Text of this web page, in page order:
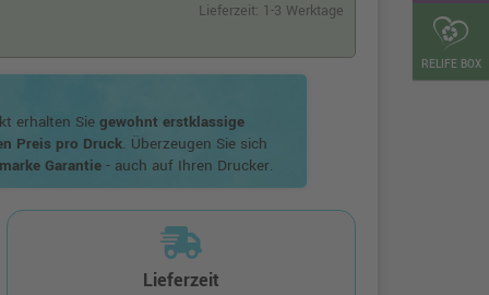
RELIFE BOX
Lieferzeit: 1-3 Werktage
erhalten Sie gewohnt erstklassige
Preis pro Druck. Überzeugen Sie sich
Garantie - auch auf Ihren Drucker.
Lieferzeit